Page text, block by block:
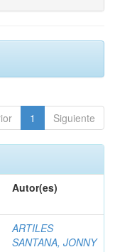
1 Siguiente
Autor(es)
ARTILES
SANTANA, JONNY